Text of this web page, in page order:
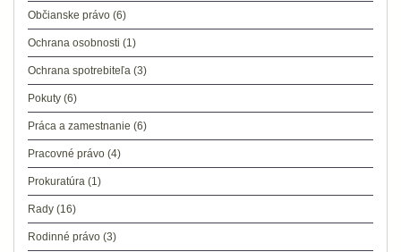
Občianske právo (6)
Ochrana osobnosti (1)
Ochrana spotrebiteľa (3)
Pokuty (6)
Práca a zamestnanie (6)
Pracovné právo (4)
Prokuratúra (1)
Rady (16)
Rodinné právo (3)